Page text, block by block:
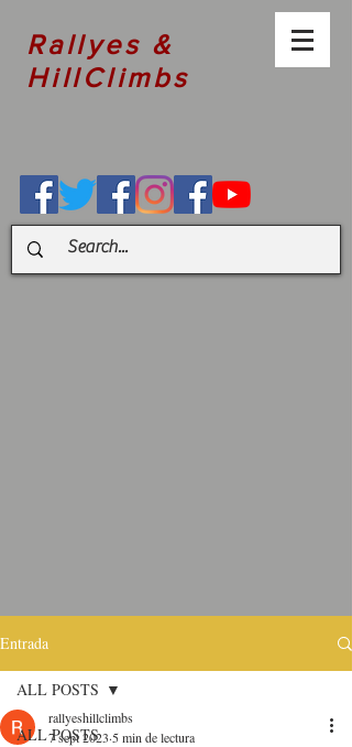
Rallyes &
HillClimbs
Entrada
ALL POSTS
ALL POSTS
rallyeshillclimbs
7 sept 2023 5 min de lectura